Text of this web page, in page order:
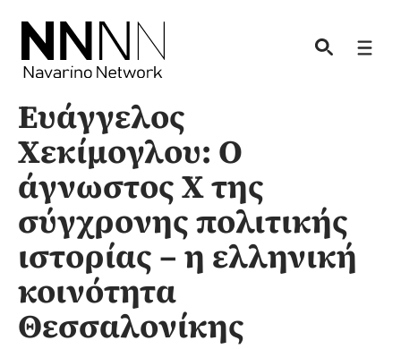
content
Ευάγγελος
Χεκίμογλου: Ο
άγνωστος Χ της
σύγχρονης πολιτικής
ιστορίας – η ελληνική
κοινότητα
Θεσσαλονίκης